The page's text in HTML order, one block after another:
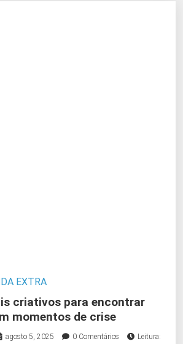
EXTRA
criativos para encontrar
momentos de crise
agosto 5, 2025 0 Comentários
Leitura: